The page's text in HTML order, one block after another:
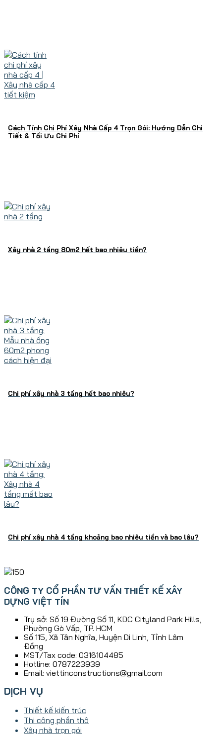
Cách Tính Chi Phí Xây Nhà Cấp 4 Trọn Gói: Hướng Dẫn Chi
Tiết & Tối Ưu Chi Phí
Xây nhà 2 tầng 80m2 hết bao nhiêu tiền?
Chi phí xây nhà 3 tầng hết bao nhiêu?
Chi phí xây nhà 4 tầng khoảng bao nhiêu tiền và bao lâu?
CÔNG TY CỔ PHẦN TƯ VẤN THIẾT KẾ XÂY
DỰNG VIỆT TÍN
Trụ sở: Số 19 Đường Số 11, KDC Cityland Park Hills,
Phường Gò Vấp, TP. HCM
Số 115, Xã Tân Nghĩa, Huyện Di Linh, Tỉnh Lâm
Ðồng
MST/Tax code: 0316104485
Hotline: 0787223939
Email: viettinconstructions@gmail.com
DỊCH VỤ
Thiết kế kiến trúc
Thi công phần thô
Xây nhà trọn gói